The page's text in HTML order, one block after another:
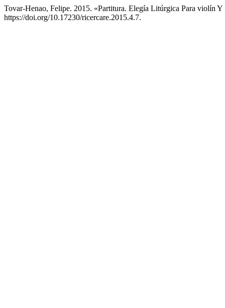
Tovar-Henao, Felipe. 2015. «Partitura. Elegía Litúrgica Para violín
https://doi.org/10.17230/ricercare.2015.4.7.